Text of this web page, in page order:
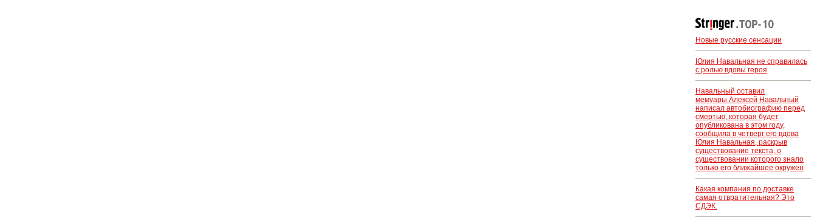
Новые русские сенсации
Юлия Навальная не справилась
с ролью вдовы героя
Навальный оставил
мемуары.Алексей Навальный
написал автобиографию перед
смертью, которая будет
опубликована в этом году,
сообщила в четверг его вдова
Юлия Навальная, раскрыв
существование текста, о
существовании которого знало
только его ближайшее окружен
Какая компания по доставке
самая отвратительная? Это
СДЭК.